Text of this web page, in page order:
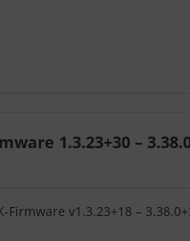
1.3.23+30 –
Firmware v1.3.23+18 –